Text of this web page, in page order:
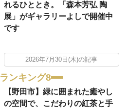
れるひととき。「森本芳弘 陶
展」がギャラリーよしで開催中
です
2026年7月30日(木)の記事
ランキング8
【野田市】緑に囲まれた癒やし
の空間で、こだわりの紅茶と手